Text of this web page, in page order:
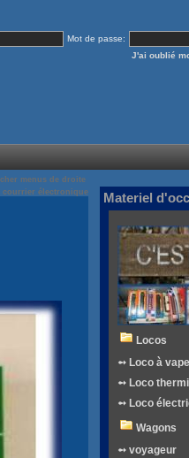
Mot de passe:
J'ai oublié
menus de droite
courrier électronique
Materiel
Locos
➻ Loco à
➻ Loco
➻ Loco
Wagons
➻ voyageur